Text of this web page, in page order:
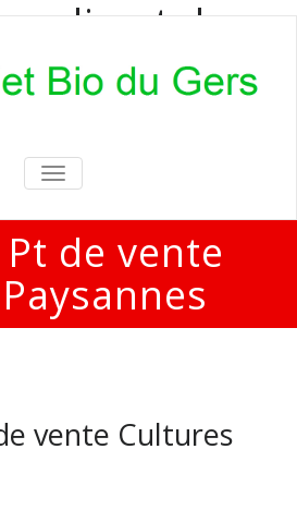
direct de
bio
de poulets bio aux
et professionnels
TOGGLE
NAVIGATION
de vente
vente Cultures